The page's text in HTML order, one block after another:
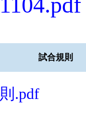
試合規則
.pdf